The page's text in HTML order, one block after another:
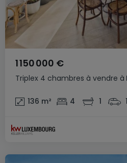
Triplex 4 chambres à vendre à
1 150 000 €
136 m² 4 1 1